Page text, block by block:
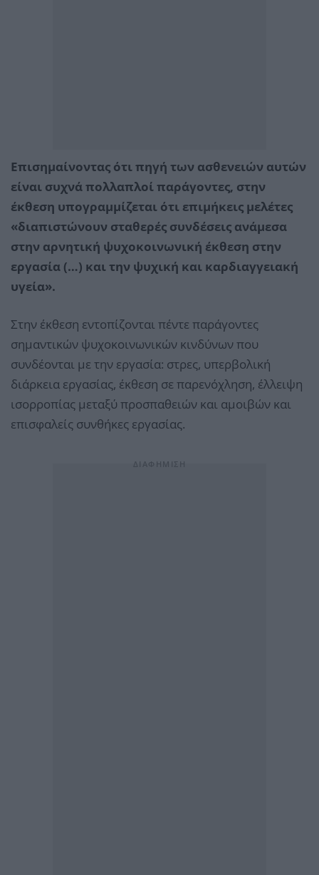
Επισημαίνοντας ότι πηγή των ασθενειών αυτών
είναι συχνά πολλαπλοί παράγοντες, στην
έκθεση υπογραμμίζεται ότι επιμήκεις μελέτες
«διαπιστώνουν σταθερές συνδέσεις ανάμεσα
στην αρνητική ψυχοκοινωνική έκθεση στην
εργασία (…) και την ψυχική και καρδιαγγειακή
υγεία».
Στην έκθεση εντοπίζονται πέντε παράγοντες
σημαντικών ψυχοκοινωνικών κινδύνων που
συνδέονται με την εργασία: στρες, υπερβολική
διάρκεια εργασίας, έκθεση σε παρενόχληση, έλλειψη
ισορροπίας μεταξύ προσπαθειών και αμοιβών και
επισφαλείς συνθήκες εργασίας.